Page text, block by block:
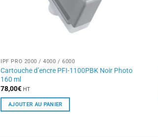
IPF PRO 2000 / 4000 / 6000
Cartouche d’encre PFI-1100PBK Noir Photo
160 ml
78,00€ HT
AJOUTER AU PANIER